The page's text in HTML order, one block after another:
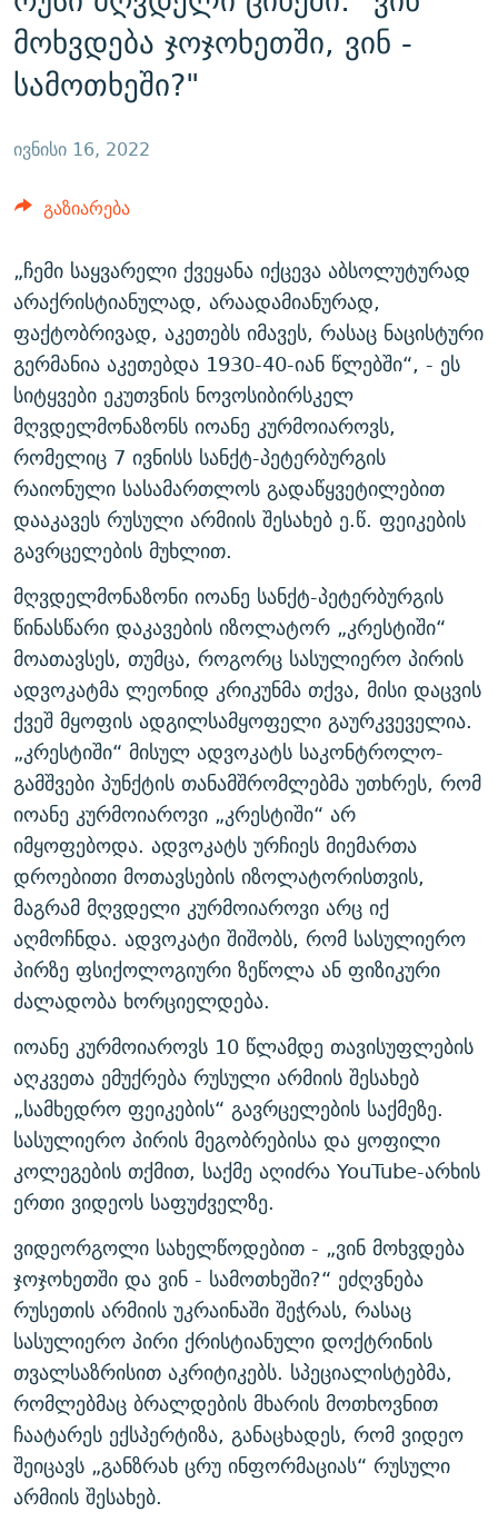
ᲛᲝᲚᲐᲞᲐᲠᲐᲙᲔ ᲢᲔᲥᲡᲢᲔᲑᲘ
ᲨᲘᲜ - ᲣᲪᲮᲝᲔᲗᲨᲘ
ᲚᲘᲢᲔᲠᲐᲢᲣᲠᲣᲚᲘ ᲬᲐᲮᲜᲐᲒᲔᲑᲘ
ᲐᲛᲔᲠᲘᲙᲣᲚᲘ ᲛᲝᲗᲮᲠᲝᲑᲐ
ᲩᲔᲛᲘ ᲡᲘᲙᲕᲓᲘᲚᲘᲡ ᲛᲘᲖᲔᲖᲘᲐ COVID-19
11 ᲬᲔᲚᲘ - 11 ᲐᲛᲑᲐᲕᲘ
ᲡᲐᲞᲐᲠᲚᲐᲛᲔᲜᲢᲝ ᲐᲠᲩᲔᲕᲜᲔᲑᲘᲡ ᲘᲡᲢᲝᲠᲘᲐ
ᲑᲐᲕᲨᲕᲔᲑᲘ ᲞᲠᲝᲡᲢᲘᲢᲣᲪᲘᲐᲨᲘ - ᲐᲛᲝᲣᲗᲥᲛᲔᲚᲘ ᲐᲛᲑᲐᲕᲘ
ᲐᲒᲕᲘᲡᲢᲝᲡ ᲝᲛᲘ
ПРИВЕТ ᲙᲣᲚᲢᲣᲠᲐ
ᲒᲐᲛᲝᲘᲬᲔᲠᲔ
მოხვდება ჯოჯოხეთში, ვინ -
სამოთხეში?"
ივნისი 16, 2022
გაზიარება
„ჩემი საყვარელი ქვეყანა იქცევა აბსოლუტურად
არაქრისტიანულად, არაადამიანურად,
ფაქტობრივად, აკეთებს იმავეს, რასაც ნაცისტური
გერმანია აკეთებდა 1930-40-იან წლებში“, - ეს
სიტყვები ეკუთვნის ნოვოსიბირსკელ
მღვდელმონაზონს იოანე კურმოიაროვს,
რომელიც 7 ივნისს სანქტ-პეტერბურგის
რაიონული სასამართლოს გადაწყვეტილებით
დააკავეს რუსული არმიის შესახებ ე.წ. ფეიკების
გავრცელების მუხლით.
მღვდელმონაზონი იოანე სანქტ-პეტერბურგის
წინასწარი დაკავების იზოლატორ „კრესტიში“
მოათავსეს, თუმცა, როგორც სასულიერო პირის
ადვოკატმა ლეონიდ კრიკუნმა თქვა, მისი დაცვის
ქვეშ მყოფის ადგილსამყოფელი გაურკვეველია.
„კრესტიში“ მისულ ადვოკატს საკონტროლო-
გამშვები პუნქტის თანამშრომლებმა უთხრეს, რომ
იოანე კურმოიაროვი „კრესტიში“ არ
იმყოფებოდა. ადვოკატს ურჩიეს მიემართა
დროებითი მოთავსების იზოლატორისთვის,
მაგრამ მღვდელი კურმოიაროვი არც იქ
აღმოჩნდა. ადვოკატი შიშობს, რომ სასულიერო
პირზე ფსიქოლოგიური ზეწოლა ან ფიზიკური
ძალადობა ხორციელდება.
იოანე კურმოიაროვს 10 წლამდე თავისუფლების
აღკვეთა ემუქრება რუსული არმიის შესახებ
„სამხედრო ფეიკების“ გავრცელების საქმეზე.
სასულიერო პირის მეგობრებისა და ყოფილი
კოლეგების თქმით, საქმე აღიძრა YouTube-არხის
ერთი ვიდეოს საფუძველზე.
ვიდეორგოლი სახელწოდებით - „ვინ მოხვდება
ჯოჯოხეთში და ვინ - სამოთხეში?“ ეძღვნება
რუსეთის არმიის უკრაინაში შეჭრას, რასაც
სასულიერო პირი ქრისტიანული დოქტრინის
თვალსაზრისით აკრიტიკებს. სპეციალისტებმა,
რომლებმაც ბრალდების მხარის მოთხოვნით
ჩაატარეს ექსპერტიზა, განაცხადეს, რომ ვიდეო
შეიცავს „განზრახ ცრუ ინფორმაციას“ რუსული
არმიის შესახებ.